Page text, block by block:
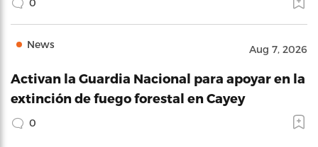
0
News Aug 7, 2026
Activan la Guardia Nacional para apoyar en la
extinción de fuego forestal en Cayey
0